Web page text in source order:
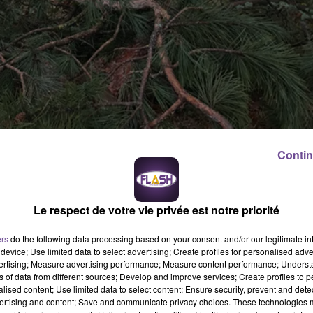
l’heure est désormais au bilan. A 10h sur 143 appels reçus
en Haute-Vienne. Selon Enedis ce matin à 11h30 : 37
dégradée tout au long de la matinée. En Haute-Vienne 18
ont été Eymoutiers, Bessines, St Yrieix et
d’arbres tombés sur les chaussées. A 13h la préfecture
Le respect de votre vie privée est notre priorité
do the following data processing based on your consent and/or our legitimate
Use limited data to select advertising; Create profiles for personalised
Measure advertising performance; Measure content performance;
of data from different sources; Develop and improve services; Create profiles to
content; Use limited data to select content; Ensure security, prevent and
and content; Save and communicate privacy choices. These technologies